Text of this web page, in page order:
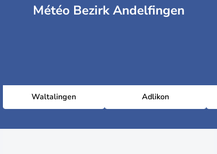
Météo Bezirk Andelfingen
Waltalingen Adlikon